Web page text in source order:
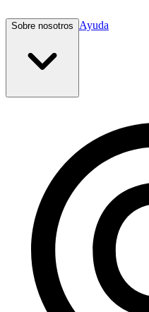
Sobre nosotros Ayuda